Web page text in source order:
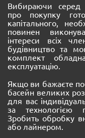
Вибираючи серед
про покупку
капітального,
повинен
інтереси всіх
будівництво та
комплект
експлуатацію.
Якщо ви бажаєте
басейн великих
для вас
за технологією
Зробить обробку
або лайнером.